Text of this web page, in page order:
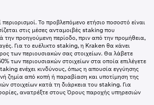
Το προβλεπόμενο ετήσιο ποσοστό είναι
στις μέσες ανταμοιβές staking που
την προηγούμενη περίοδο, πριν από την προμήθεια,
Για το ευέλικτο staking, η Kraken θα κάνει
των περιουσιακών σας στοιχείων. Θα λάβετε
των περιουσιακών στοιχείων στα οποία επιλέγετε
ενέχει κινδύνους, όπως η απουσία εγγύησης
ζημία από κοπή ή παραβίαση και υποτίμηση της
στοιχείων κατά τη διάρκεια του staking. Για
ανατρέξτε στους Όρους παροχής υπηρεσιών